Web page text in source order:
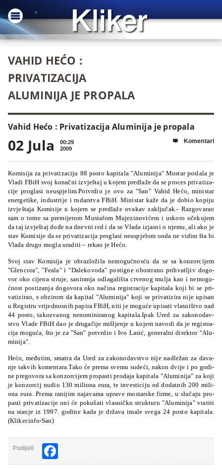
VAHID HEĆO :
PRIVATIZACIJA
ALUMINIJA JE PROPALA
Vahid Hećo : Privatizacija Aluminija je propala
02 Jula
00:29
2009
 Komentari
Ko­mi­si­ja za pri­va­ti­za­ci­ju 88 pos­to ka­pi­ta­la "Alu­mi­ni­ja" Mos­tar po­sla­la je
Vla­di FBiH svoj ko­na­čni iz­vje­štaj u ko­jem pre­dla­že da se pro­ces pri­va­ti­za­
ci­je pro­gla­si ne­us­pje­lim.Pot­vrdio je ovo za "San" Va­hid He­ćo, mi­nis­tar
ener­ge­ti­ke, in­dus­tri­je i ru­dar­stva FBiH. Mi­nis­tar ka­že da je do­bio ko­pi­ju
iz­vje­šta­ja Ko­mi­si­je u ko­jem se pre­dla­že ova­kav za­klju­čak.- Raz­go­va­rao
sam o to­me sa pre­mi­je­rom Mus­ta­fom Mu­je­zi­no­vi­ćem i us­ko­ro oče­ku­jem
da taj iz­vje­štaj do­đe na dne­vni red i da se Vla­da izja­sni o nje­mu, ali ako je
stav Ko­mi­si­je da se pri­va­ti­za­ci­ja pro­gla­si ne­us­pje­lom on­da ne vi­dim šta bi
Vla­da dru­go mo­gla ura­di­ti – re­kao je He­ćo.
Svoj stav Ko­mi­si­ja je obra­zlo­ži­la ne­mo­gu­ćno­sću da se sa kon­zor­ci­jem
"Glen­co­ra", "Fe­ala" i "Da­le­ko­vo­da" pos­ti­gne obos­tra­no pri­hva­tljiv do­go­
vor oko ci­je­na stru­je, sa­ni­ra­nja odla­ga­li­šta crve­nog mu­lja kao i ne­mo­gu­
ćnost pos­ti­za­nja do­go­vo­ra oko na­či­na re­gis­tra­ci­je ka­pi­ta­la ko­ji bi se pri­
va­ti­zi­rao, s ob­zi­rom da ka­pi­tal "Alu­mi­ni­ja" ko­ji se pri­va­ti­zi­ra ni­je upi­san
u Re­gis­tru vri­je­dno­snih pa­pi­ra FBiH, ni­ti je mo­gu­će upi­sa­ti vla­sniš­tvo nad
44 pos­to, ta­ko­zva­nog ne­no­mi­ni­ra­nog ka­pi­ta­la.Ipak Ured za za­ko­no­dav­
stvo Vla­de FBiH dao je dru­ga­či­je miš­lje­nje u ko­jem na­vo­di da je re­gis­tra­
ci­ja mo­gu­ća, što je za "San" pot­vrdio i Ivo La­sić, generalni di­re­ktor "Alu­
mi­ni­ja".
Hećo, me­đu­tim, sma­tra da Ured za za­ko­no­dav­stvo ni­je na­dle­žan za da­va­
nje ta­kvih ko­men­ta­ra.Ta­ko će pre­ma sve­mu su­de­ći, na­kon dvi­je i po go­di­
ne pre­go­vo­ra sa kon­zor­ci­jem pro­pas­ti pro­da­ja ka­pi­ta­la "Alu­mi­ni­ja" za ko­ji
je kon­zor­cij nu­dio 130 mi­li­ona eura, te in­ves­ti­ci­ju od do­da­tnih 200 mi­li­
ona eura. Pre­ma ra­ni­jim na­ja­va­ma upra­ve mos­tar­ske fir­me, u slu­ča­ju pro­
pas­ti pri­va­ti­za­ci­je oni će po­ku­ša­ti vlasničku stru­ktu­ru "Alu­mi­ni­ja" vra­ti­ti
na stanje iz 1997. go­di­ne ka­da je drža­va ima­le sve­ga 24 pos­to kapitala.
(Kliker.info-San)
Podijeli